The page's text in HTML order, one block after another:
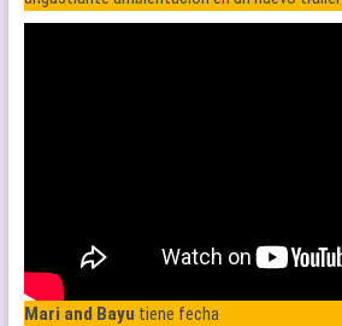
Mari and Bayu tiene fecha